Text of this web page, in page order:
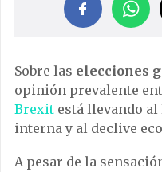
Sobre las elecciones
opinión prevalente
Brexit está llevando
interna y al declive
A pesar de la